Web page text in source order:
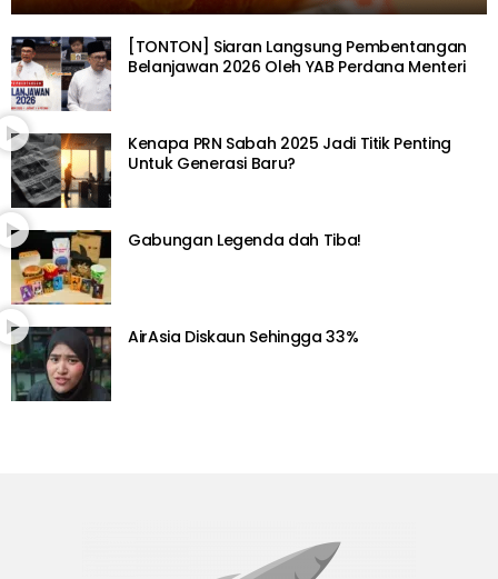
[TONTON] Siaran Langsung Pembentangan
Belanjawan 2026 Oleh YAB Perdana Menteri
Kenapa PRN Sabah 2025 Jadi Titik Penting
Untuk Generasi Baru?
Gabungan Legenda dah Tiba!
AirAsia Diskaun Sehingga 33%